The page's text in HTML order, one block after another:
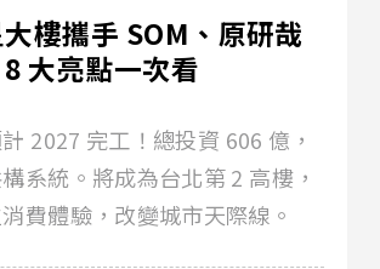
樓攜手 SOM、原研哉
大亮點一次看
2027 完工！總投資 606 億，
系統。將成為台北第 2 高樓，
費體驗，改變城市天際線。